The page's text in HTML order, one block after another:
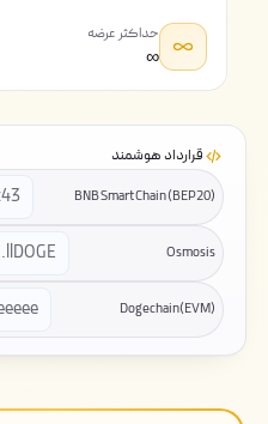
حداکثر عرضه
∞
قرارداد هوشمند
BNB Smart Chain (BEP20)
Osmosis
Dogechain(EVM)